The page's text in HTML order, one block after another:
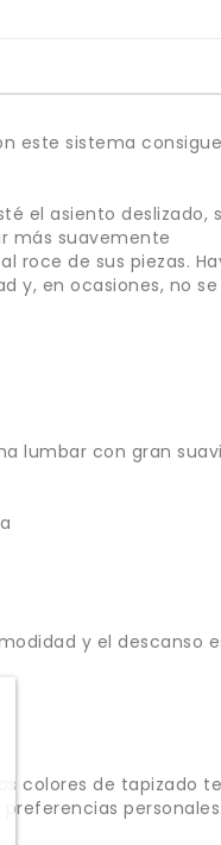
este sistema
el asiento deslizado,
más suavemente
roce de sus piezas.
y, en ocasiones, no
lumbar con gran
y el descanso
colores de tapizado
personales.